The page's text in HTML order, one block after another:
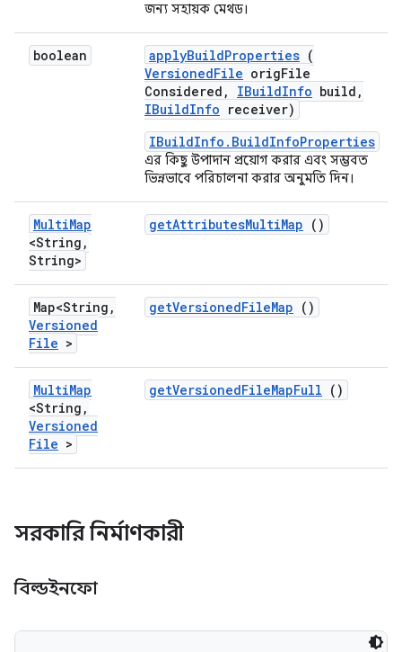
জন্য সহায়ক মেথড।
boolean applyBuildProperties (
VersionedFile origFile
Considered , IBuildInfo build ,
IBuildInfo receiver)
IBuildInfo.BuildInfoProperties
এর কিছু উপাদান প্রয়োগ করার এবং সম্ভবত
ভিন্নভাবে পরিচালনা করার অনুমতি দিন।
MultiMap
<String ,
String>
getAttributesMultiMap ()
Map<String ,
Versioned
File >
getVersionedFileMap ()
MultiMap
<String ,
Versioned
File >
getVersionedFileMapFull ()
সরকারি নির্মাণকারী
বিল্ডইনফো